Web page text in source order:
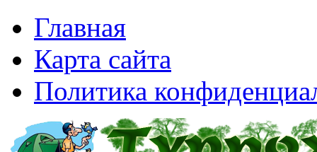
Главная
Карта сайта
Политика